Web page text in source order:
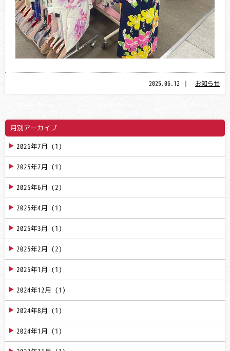
2025.06.12 ｜ お知らせ
月別アーカイブ
2026年7月 (1)
2025年7月 (1)
2025年6月 (2)
2025年4月 (1)
2025年3月 (1)
2025年2月 (2)
2025年1月 (1)
2024年12月 (1)
2024年8月 (1)
2024年1月 (1)